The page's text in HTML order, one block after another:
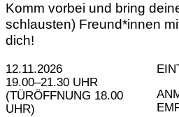
Komm vorbei und bring
schlausten) Freund*innen
dich!
12.11.2026
19.00–21.30 UHR
(TÜRÖFFNUNG 18.00
UHR)